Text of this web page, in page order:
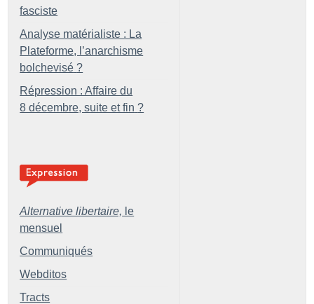
fasciste
Analyse matérialiste : La
Plateforme, l’anarchisme
bolchevisé ?
Répression : Affaire du
8 décembre, suite et fin ?
Alternative libertaire, le
mensuel
Communiqués
Webditos
Tracts